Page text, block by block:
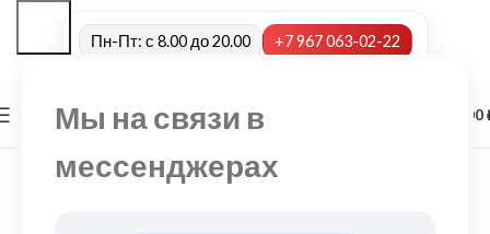
Мы на связи в
мессенджерах
Пн-Пт: с 8.00 до 20.00 +7 967 063-02-22
МЕНЮ 0,00